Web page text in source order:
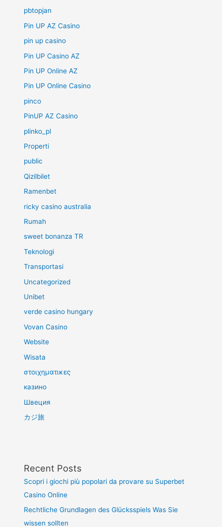
pbtopjan
Pin UP AZ Casino
pin up casino
Pin UP Casino AZ
Pin UP Online AZ
Pin UP Online Casino
pinco
PinUP AZ Casino
plinko_pl
Properti
public
Qizilbilet
Ramenbet
ricky casino australia
Rumah
sweet bonanza TR
Teknologi
Transportasi
Uncategorized
Unibet
verde casino hungary
Vovan Casino
Website
Wisata
στοιχηματικες
казино
Швеция
カジ旅
Recent Posts
Scopri i giochi più popolari da provare su Superbet
Casino Online
Rechtliche Grundlagen des Glücksspiels Was Sie
wissen sollten